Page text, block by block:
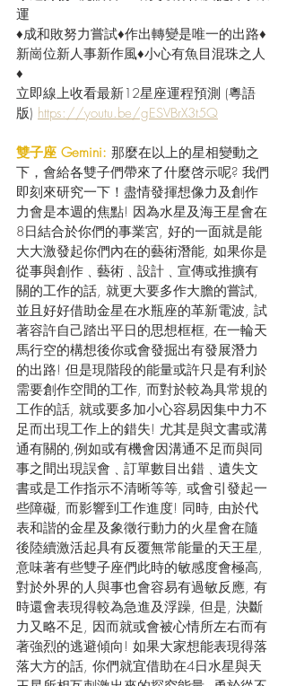
運
♦成和敗努力嘗試♦作出轉變是唯一的出路♦
新崗位新人事新作風♦小心有魚目混珠之人
♦
立即線上收看最新12星座運程預測 (粵語
版) https://youtu.be/gESVBrX3t5Q
雙子座 Gemini: 那麼在以上的星相變動之
下，會給各雙子們帶來了什麼啓示呢? 我們
即刻來研究一下！盡情發揮想像力及創作
力會是本週的焦點! 因為水星及海王星會在
8日結合於你們的事業宮, 好的一面就是能
大大激發起你們內在的藝術潛能, 如果你是
從事與創作﹑藝術﹑設計﹑宣傳或推擴有
關的工作的話, 就更大要多作大膽的嘗試,
並且好好借助金星在水瓶座的革新電波, 試
著容許自己踏出平日的思想框框, 在一輪天
馬行空的構想後你或會發掘出有發展潛力
的出路! 但是現階段的能量或許只是有利於
需要創作空間的工作, 而對於較為具常規的
工作的話, 就或要多加小心容易因集中力不
足而出現工作上的錯失! 尤其是與文書或溝
通有關的,例如或有機會因溝通不足而與同
事之間出現誤會﹑訂單數目出錯﹑遺失文
書或是工作指示不清晰等等, 或會引發起一
些障礙, 而影響到工作進度! 同時, 由於代
表和諧的金星及象徵行動力的火星會在隨
後陸續激活起具有反覆無常能量的天王星,
意味著有些雙子座們此時的敏感度會極高,
對於外界的人與事也會容易有過敏反應, 有
時還會表現得較為急進及浮躁, 但是, 決斷
力又略不足, 因而就或會被心情所左右而有
著強烈的逃避傾向! 如果大家想能表現得落
落大方的話, 你們就宜借助在4日水星與天